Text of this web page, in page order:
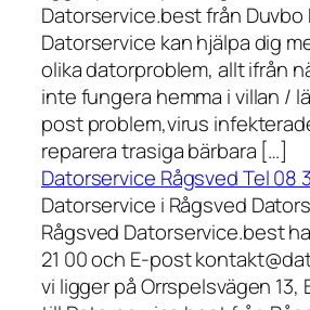
Datorservice.best från Duvbo
Datorservice kan hjälpa dig
olika datorproblem, allt ifrån
inte fungera hemma i villan /
post problem,virus
reparera trasiga bärbara […]
Datorservice Rågsved Tel 08
Datorservice i Rågsved
Rågsved Datorservice.best
21 00 och E-post
vi ligger på Orrspelsvägen 13,